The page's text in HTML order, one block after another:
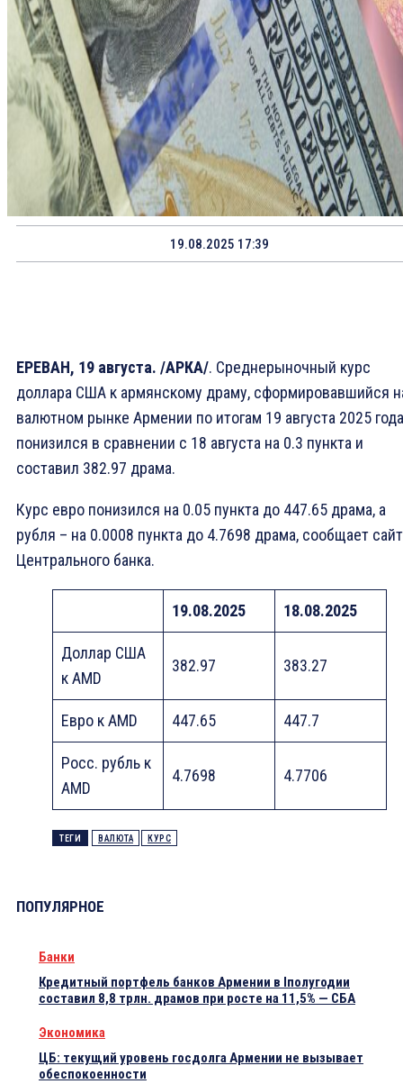
19.08.2025 17:39
ЕРЕВАН, 19 августа. /АРКА/. Среднерыночный курс
доллара США к армянскому драму, сформировавшийся
валютном рынке Армении по итогам 19 августа 2025
понизился в сравнении с 18 августа на 0.3 пункта и
составил 382.97 драма.
Курс евро понизился на 0.05 пункта до 447.65 драма, а
рубля – на 0.0008 пункта до 4.7698 драма, сообщает сайт
Центрального банка.
19.08.2025 18.08.2025
Доллар США
к AMD
382.97 383.27
Eвро к AMD 447.65 447.7
Росс. рубль к
AMD
4.7698 4.7706
ТЕГИ ВАЛЮТА КУРС
ПОПУЛЯРНОЕ
Банки
Кредитный портфель банков Армении в Iполугодии
составил 8,8 трлн. драмов при росте на 11,5% — СБА
Экономика
ЦБ: текущий уровень госдолга Армении не вызывает
обеспокоенности